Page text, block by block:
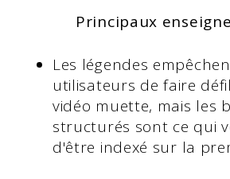
Principaux
Les légendes
utilisateurs de faire
vidéo muette, mais les
structurés sont ce qui
d'être indexé sur la